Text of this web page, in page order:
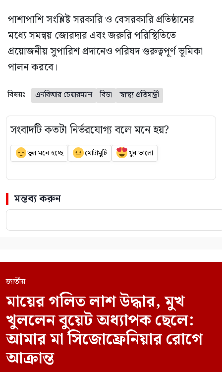
পাশাপাশি সংশ্লিষ্ট সরকারি ও বেসরকারি প্রতিষ্ঠানের
মধ্যে সমন্বয় জোরদার এবং জরুরি পরিস্থিতিতে
প্রয়োজনীয় সুপারিশ প্রদানেও পরিষদ গুরুত্বপূর্ণ ভূমিকা
পালন করবে।
বিষয়ঃ এনবিআর চেয়ারম্যান বিডা স্বাস্থ্য প্রতিমন্ত্রী
সংবাদটি কতটা নির্ভরযোগ্য বলে মনে হয়?
ভুল মনে হচ্ছে মোটামুটি খুব ভালো
মন্তব্য করুন
জাতীয়
মায়ের গলিত লাশ উদ্ধার, মুখ
খুললেন বুয়েট অধ্যাপক ছেলে:
আমার মা সিজোফ্রেনিয়ার রোগে
আক্রান্ত